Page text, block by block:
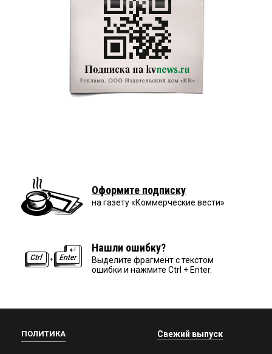
Оформите подписку
на газету «Коммерческие вести»
Нашли ошибку?
Выделите фрагмент с текстом
ошибки и нажмите Ctrl + Enter.
ПОЛИТИКА Свежий выпуск